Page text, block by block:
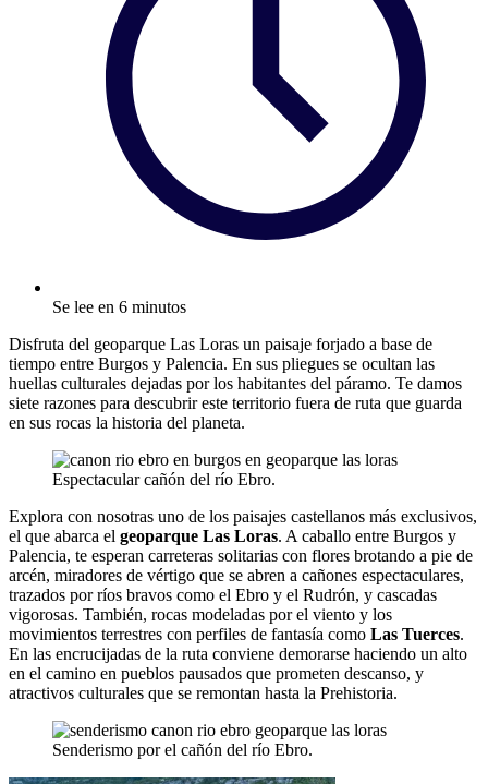
Se lee en 6 minutos
Disfruta del geoparque Las Loras un paisaje forjado a base de
tiempo entre Burgos y Palencia. En sus pliegues se ocultan las
huellas culturales dejadas por los habitantes del páramo. Te damos
siete razones para descubrir este territorio fuera de ruta que guarda
en sus rocas la historia del planeta.
Espectacular cañón del río Ebro.
Explora con nosotras uno de los paisajes castellanos más exclusivos,
el que abarca el geoparque Las Loras. A caballo entre Burgos y
Palencia, te esperan carreteras solitarias con flores brotando a pie de
arcén, miradores de vértigo que se abren a cañones espectaculares,
trazados por ríos bravos como el Ebro y el Rudrón, y cascadas
vigorosas. También, rocas modeladas por el viento y los
movimientos terrestres con perfiles de fantasía como Las Tuerces.
En las encrucijadas de la ruta conviene demorarse haciendo un alto
en el camino en pueblos pausados que prometen descanso, y
atractivos culturales que se remontan hasta la Prehistoria.
Senderismo por el cañón del río Ebro.